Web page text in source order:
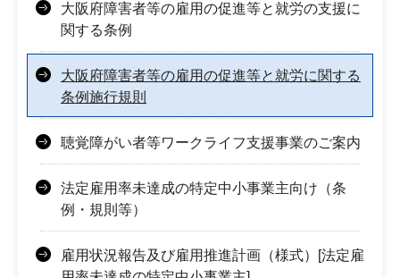
大阪府障害者等の雇用の促進等と就労の支援に
関する条例
大阪府障害者等の雇用の促進等と就労に関する
条例施行規則
聴覚障がい者等ワークライフ支援事業のご案内
法定雇用率未達成の特定中小事業主向け（条
例・規則等）
雇用状況報告及び雇用推進計画（様式）[法定雇